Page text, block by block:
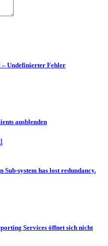
– Undefinierter Fehler
ausblenden
system has lost redundancy.
Services öffnet sich nicht